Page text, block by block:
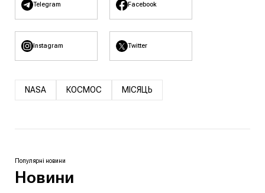
Telegram Facebook
Instagram Twitter
NASA КОСМОС МІСЯЦЬ
Популярні новини
Новини